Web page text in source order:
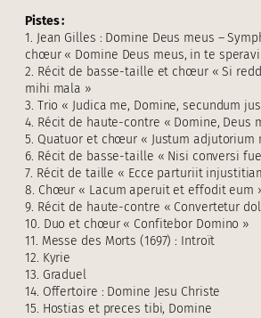
Pistes :
1. Jean Gilles : Domine Deus meus –
chœur « Domine Deus meus, in te
2. Récit de basse-taille et chœur « Si
mihi mala »
3. Trio « Judica me, Domine, secundum
4. Récit de haute-contre « Domine, Deus
5. Quatuor et chœur « Justum adjutorium
6. Récit de basse-taille « Nisi conversi
7. Récit de taille « Ecce parturiit
8. Chœur « Lacum aperuit et effodit eum
9. Récit de haute-contre « Convertetur
10. Duo et chœur « Confitebor Domino »
11. Messe des Morts (1697) : Introït
12. Kyrie
13. Graduel
14. Offertoire : Domine Jesu Christe
15. Hostias et preces tibi, Domine